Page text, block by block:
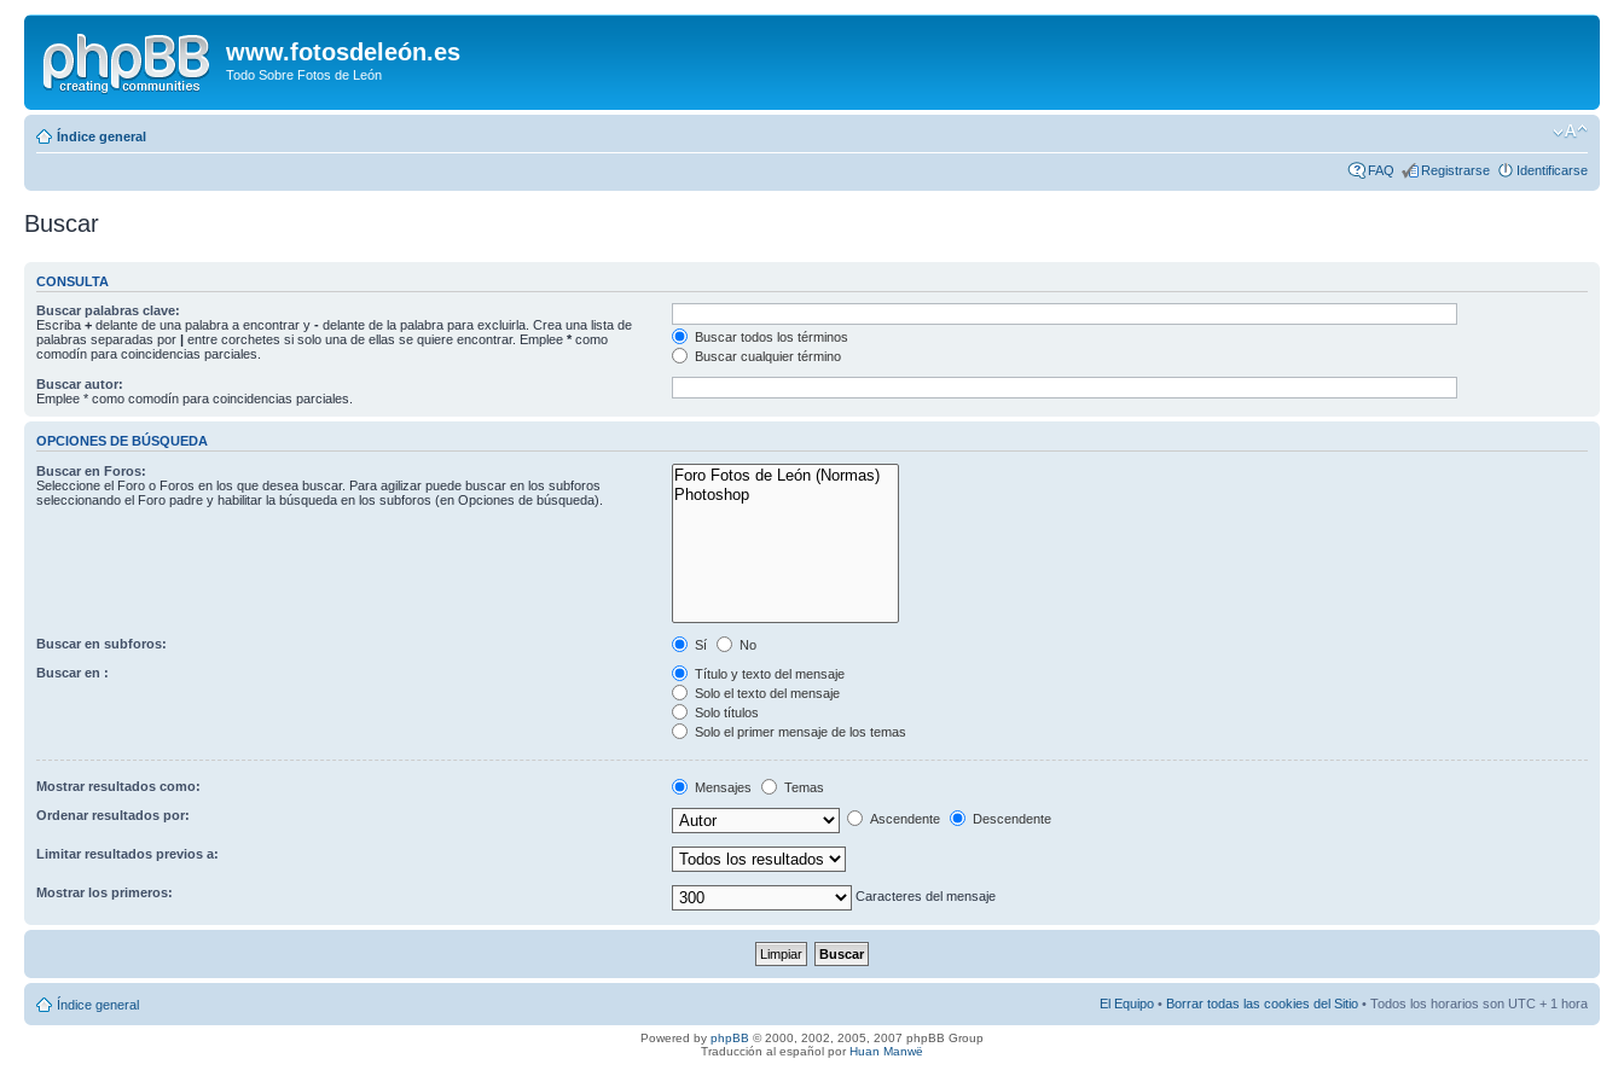
www.fotosdeleón.es
Todo Sobre Fotos de León
Índice general
FAQ Registrarse Identificarse
Buscar
CONSULTA
Buscar palabras clave:
Escriba + delante de una palabra a encontrar y - delante de la palabra para excluirla. Crea una lista de
palabras separadas por | entre corchetes si solo una de ellas se quiere encontrar. Emplee * como
comodín para coincidencias parciales.
Buscar todos los términos
Buscar cualquier término
Buscar autor:
Emplee * como comodín para coincidencias parciales.
OPCIONES DE BÚSQUEDA
Buscar en Foros:
Seleccione el Foro o Foros en los que desea buscar. Para agilizar puede buscar en los subforos
seleccionando el Foro padre y habilitar la búsqueda en los subforos (en Opciones de búsqueda).
Buscar en subforos: Sí
No
Buscar en :
Título y texto del mensaje
Solo el texto del mensaje
Solo títulos
Solo el primer mensaje de los temas
Mostrar resultados como: Mensajes
Temas
Ordenar resultados por:
Ascendente Descendente
Limitar resultados previos a:
Mostrar los primeros: Caracteres del mensaje
Índice general El Equipo • Borrar todas las cookies del Sitio • Todos los horarios son UTC + 1 hora
Powered by phpBB © 2000, 2002, 2005, 2007 phpBB Group
Traducción al español porHuan Manwë